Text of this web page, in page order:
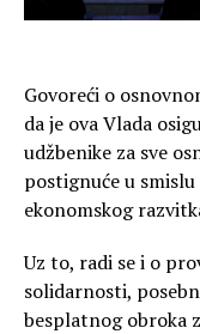
Govoreći o
da je ova Vlada
udžbenike za sve
postignuće u
ekonomskog
Uz to, radi se i o
solidarnosti,
besplatnog obroka